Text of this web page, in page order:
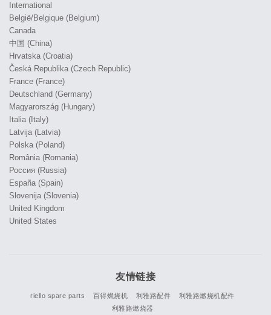
International
België/Belgique (Belgium)
Canada
中国 (China)
Hrvatska (Croatia)
Česká Republika (Czech Republic)
France (France)
Deutschland (Germany)
Magyarország (Hungary)
Italia (Italy)
Latvija (Latvia)
Polska (Poland)
România (Romania)
Россия (Russia)
España (Spain)
Slovenija (Slovenia)
United Kingdom
United States
友情链接
riello spare parts 百得燃烧机 利雅路配件
利雅路燃烧机配件
利雅路燃烧器